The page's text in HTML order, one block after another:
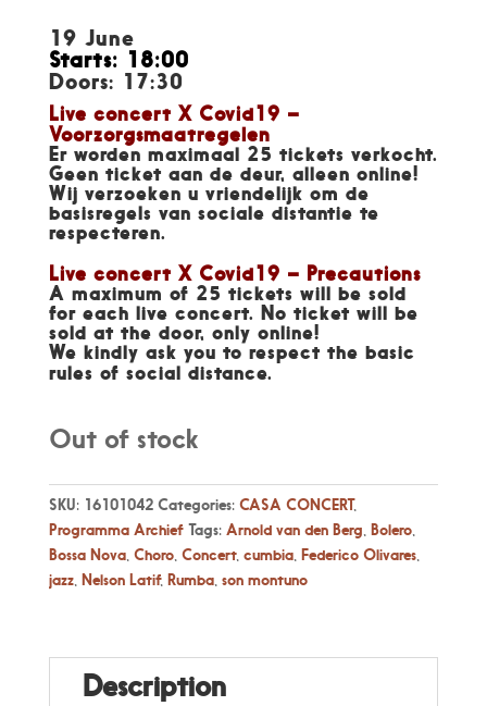
19 June
Starts: 18:00
Doors: 17:30
Live concert X Covid19 –
Voorzorgsmaatregelen
Er worden maximaal 25 tickets verkocht.
Geen ticket aan de deur, alleen online!
Wij verzoeken u vriendelijk om de
basisregels van sociale distantie te
respecteren.
Live concert X Covid19 – Precautions
A maximum of 25 tickets will be sold
for each live concert. No ticket will be
sold at the door, only online!
We kindly ask you to respect the basic
rules of social distance.
Out of stock
SKU: 16101042 Categories: CASA CONCERT,
Programma Archief Tags: Arnold van den Berg Bolero,
Bossa Nova, Choro, Concert, cumbia, Federico Olivares,
jazz, Nelson Latif, Rumba, son montuno
Description